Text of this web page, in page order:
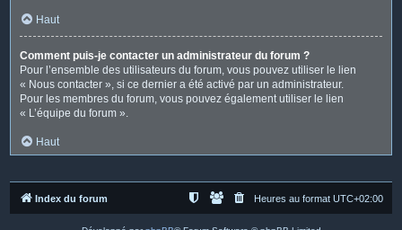
Haut
Comment puis-je contacter un administrateur du forum ?
Pour l’ensemble des utilisateurs du forum, vous pouvez utiliser le lien
« Nous contacter », si ce dernier a été activé par un administrateur.
Pour les membres du forum, vous pouvez également utiliser le lien
« L’équipe du forum ».
Haut
Index du forum Heures au format UTC+02:00